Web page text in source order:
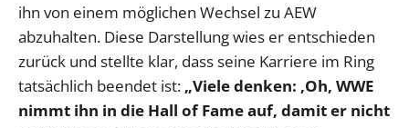
ihn von einem möglichen Wechsel zu AEW
abzuhalten. Diese Darstellung wies er entschieden
zurück und stellte klar, dass seine Karriere im Ring
tatsächlich beendet ist: „Viele denken: ‚Oh, WWE
nimmt ihn in die Hall of Fame auf, damit er nicht